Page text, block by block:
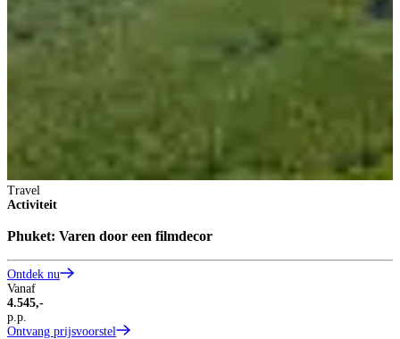
Travel
Activiteit
Phuket: Varen door een filmdecor
Ontdek nu
Vanaf
4.545,-
p.p.
Ontvang prijsvoorstel